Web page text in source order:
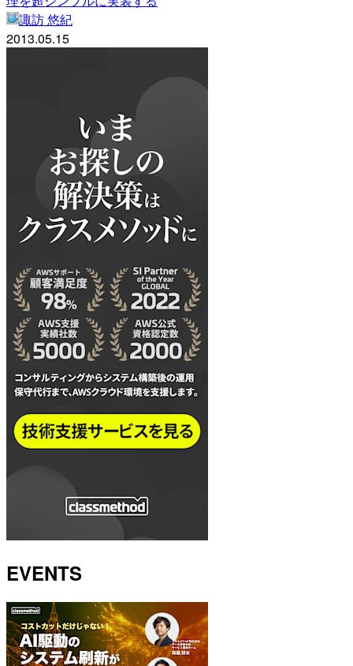
諏訪 悠紀
2013.05.15
EVENTS